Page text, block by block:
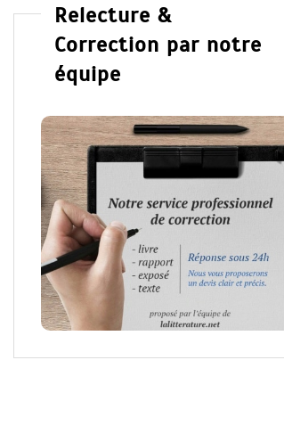
Relecture &
Correction par notre
équipe